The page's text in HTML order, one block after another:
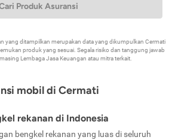
Produk Asuransi
yang ditampilkan merupakan data yang dikumpulkan Cermati
produk yang sesuai. Segala risiko dan tanggung jawab
Lembaga Jasa Keuangan atau mitra terkait.
mobil di Cermati
rekanan di Indonesia
bengkel rekanan yang luas di seluruh